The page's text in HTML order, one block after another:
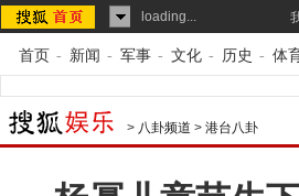
loading...
首页 - 新闻 - 军事 - 文化 - 历史 - 体
> 八卦频道 > 港台八卦